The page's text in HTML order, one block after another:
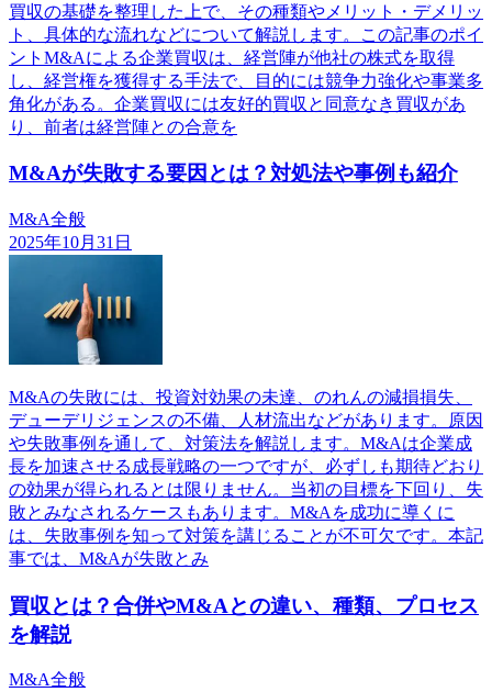
買収の基礎を整理した上で、その種類やメリット・デメリッ
ト、具体的な流れなどについて解説します。この記事のポイ
ントM&Aによる企業買収は、経営陣が他社の株式を取得
し、経営権を獲得する手法で、目的には競争力強化や事業多
角化がある。企業買収には友好的買収と同意なき買収があ
り、前者は経営陣との合意を
M&Aが失敗する要因とは？対処法や事例も紹介
M&A全般
2025年10月31日
M&Aの失敗には、投資対効果の未達、のれんの減損損失、
デューデリジェンスの不備、人材流出などがあります。原因
や失敗事例を通して、対策法を解説します。M&Aは企業成
長を加速させる成長戦略の一つですが、必ずしも期待どおり
の効果が得られるとは限りません。当初の目標を下回り、失
敗とみなされるケースもあります。M&Aを成功に導くに
は、失敗事例を知って対策を講じることが不可欠です。本記
事では、M&Aが失敗とみ
買収とは？合併やM&Aとの違い、種類、プロセス
を解説
M&A全般